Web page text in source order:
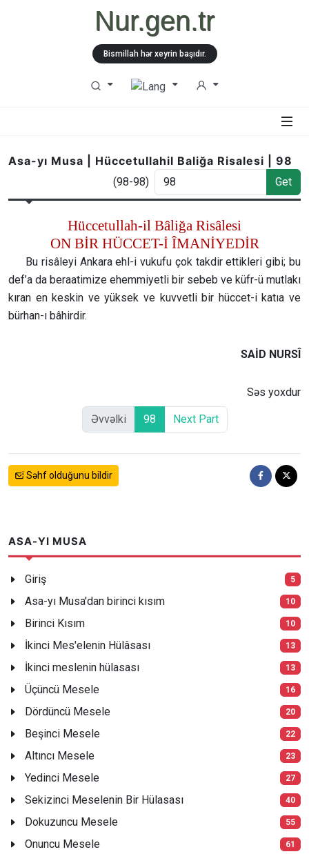
Nur.gen.tr
Bismillah hər xeyrin başıdır.
Asa-yı Musa | Hüccetullahil Baliğa Risalesi | 98
(98-98) Get
Hüccetullah-il Bâliğa Risâlesi
ON BİR HÜCCET-İ ÎMANİYEDİR
Bu risâleyi Ankara ehl-i vukufu çok takdir ettikleri gibi; bu
def’a da beraatimize ehemmiyetli bir sebeb ve küfr-ü mutlakı
kıran en keskin ve yüksek ve kuvvetli bir hüccet-i katıa ve
bürhan-ı bâhirdir.
SAİD NURSÎ
Səs yoxdur
Əvvəlki 98 Next Part
Səhf olduğunu bildir
ASA-YI MUSA
Giriş 5
Asa-yı Musa'dan birinci kısım 10
Birinci Kısım 10
İkinci Mes'elenin Hülâsası 13
İkinci meslenin hülasası 13
Üçüncü Mesele 16
Dördüncü Mesele 20
Beşinci Mesele 22
Altıncı Mesele 23
Yedinci Mesele 27
Sekizinci Meselenin Bir Hülasası 40
Dokuzuncu Mesele 55
Onuncu Mesele 61